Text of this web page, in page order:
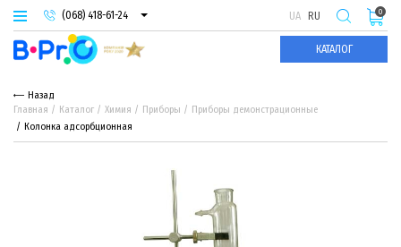
(068) 418-61-24
(093) 974-66-94
(095) 987-29-55
UA RU
КАТАЛОГ
0
Назад
Главная
Каталог Химия Приборы
Приборы демонстрационные
Колонка адсорбционная